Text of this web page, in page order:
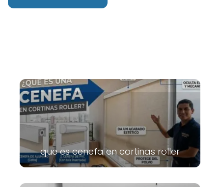
que es cenefa en cortinas roller